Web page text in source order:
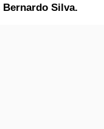
Silva.